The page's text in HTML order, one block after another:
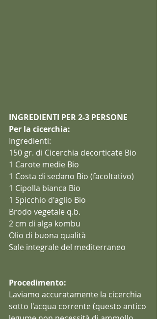
INGREDIENTI PER 2-3 PERSONE
Per la cicerchia:
Ingredienti:
150 gr. di Cicerchia decorticate Bio
1 Carote medie Bio
1 Costa di sedano Bio (facoltativo)
1 Cipolla bianca Bio
1 Spicchio d'aglio Bio
Brodo vegetale q.b.
2 cm di alga kombu
Olio di buona qualità
Sale integrale del mediterraneo
Procedimento:
Laviamo accuratamente la cicerchia
sotto l'acqua corrente (questo antico